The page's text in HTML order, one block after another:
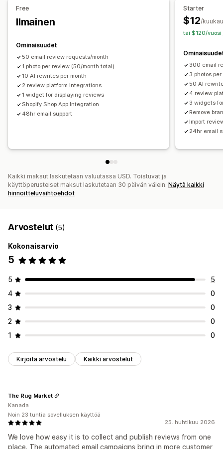
Free
Ilmainen
Ominaisuudet
50 email review requests/month
1 photo per review (50/month total)
10 AI rewrites per month
2 review platform integrations
1 widget for displaying reviews
Shopify Shop App Integration
48hr email support
Starter
$12/
tai $120/vuosi
300 email
3 photos
50 AI
4 review
3 widgets
Remove
Import
24hr email
Kaikki maksut laskutetaan valuutassa USD. Toistuvat ja
käyttöperusteiset maksut laskutetaan 30 päivän välein. Näytä kaikki
hinnoitteluvaihtoehdot
Arvostelut (5)
Kokonaisarvio
5
5
5
4
0
3
0
2
0
1
0
Kirjoita arvostelu Kaikki arvostelut
25. huhtikuu 2026
We love how easy it is to collect and publish reviews from one
place. The automated email campaigns bring in more customer
The Rug Market
Kanada
Noin 23 tuntia sovelluksen käyttöä